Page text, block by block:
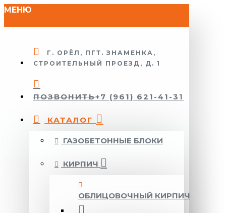
МЕНЮ
Г. ОРЁЛ, ПГТ. ЗНАМЕНКА,
СТРОИТЕЛЬНЫЙ ПРОЕЗД, Д. 1
ПОЗВОНИТЬ+7 (961) 621-41-31
КАТАЛОГ
ГАЗОБЕТОННЫЕ БЛОКИ
КИРПИЧ
ОБЛИЦОВОЧНЫЙ КИРПИЧ